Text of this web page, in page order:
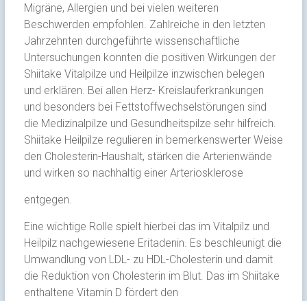
Migräne, Allergien und bei vielen weiteren
Beschwerden empfohlen. Zahlreiche in den letzten
Jahrzehnten durchgeführte wissenschaftliche
Untersuchungen konnten die positiven Wirkungen der
Shiitake Vitalpilze und Heilpilze inzwischen belegen
und erklären. Bei allen Herz- Kreislauferkrankungen
und besonders bei Fettstoffwechselstörungen sind
die Medizinalpilze und Gesundheitspilze sehr hilfreich.
Shiitake Heilpilze regulieren in bemerkenswerter Weise
den Cholesterin-Haushalt, stärken die Arterienwände
und wirken so nachhaltig einer Arteriosklerose
entgegen.
Eine wichtige Rolle spielt hierbei das im Vitalpilz und
Heilpilz nachgewiesene Eritadenin. Es beschleunigt die
Umwandlung von LDL- zu HDL-Cholesterin und damit
die Reduktion von Cholesterin im Blut. Das im Shiitake
enthaltene Vitamin D fördert den